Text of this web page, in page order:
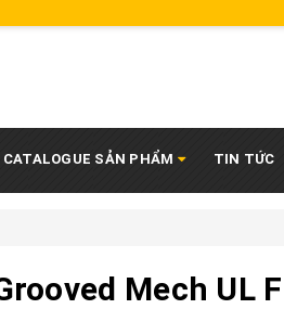
CATALOGUE SẢN PHẨM TIN TỨC
Mech UL